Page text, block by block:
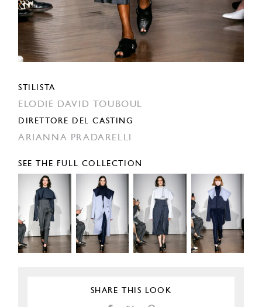
STILISTA
ELODIE DAVID TOUBOUL
DIRETTORE DEL CASTING
ARIANNA PRADARELLI
SEE THE FULL COLLECTION
SHARE THIS LOOK